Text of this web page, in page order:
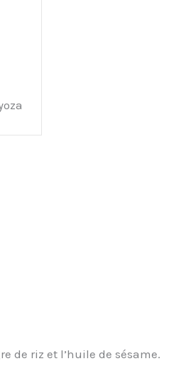
de riz et l’huile de sésame.